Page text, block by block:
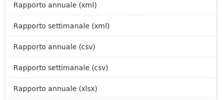
Rapporto annuale (xml)
Rapporto settimanale (xml)
Rapporto annuale (csv)
Rapporto settimanale (csv)
Rapporto annuale (xlsx)